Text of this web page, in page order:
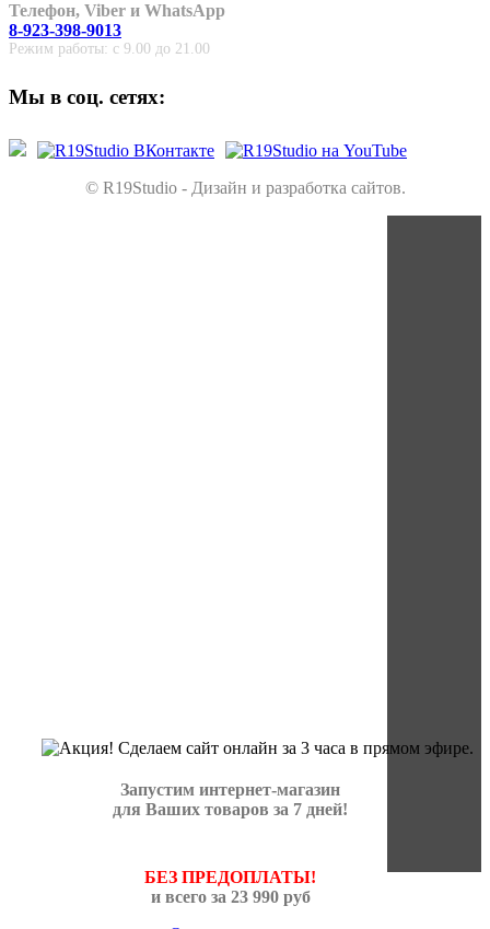
Телефон, Viber и WhatsApp
8-923-398-9013
Режим работы: с 9.00 до 21.00
Мы в соц. сетях:
© R19Studio - Дизайн и разработка сайтов.
Запустим интернет-магазин
для Ваших товаров за 7 дней!
БЕЗ ПРЕДОПЛАТЫ!
и всего за 23 990 руб